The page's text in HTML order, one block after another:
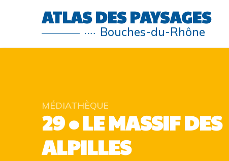
ATLAS DES PAYSAGES
Bouches-du-Rhône
MÉDIATHÈQUE
29 • LE MASSIF DES
ALPILLES